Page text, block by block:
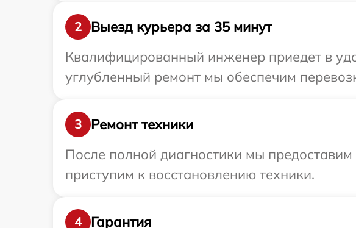
2
Выезд курьера за 35 минут
Квалифицированный инженер приедет в
углубленный ремонт мы обеспечим
3
Ремонт техники
После полной диагностики мы
приступим к восстановлению техники.
4
Гарантия